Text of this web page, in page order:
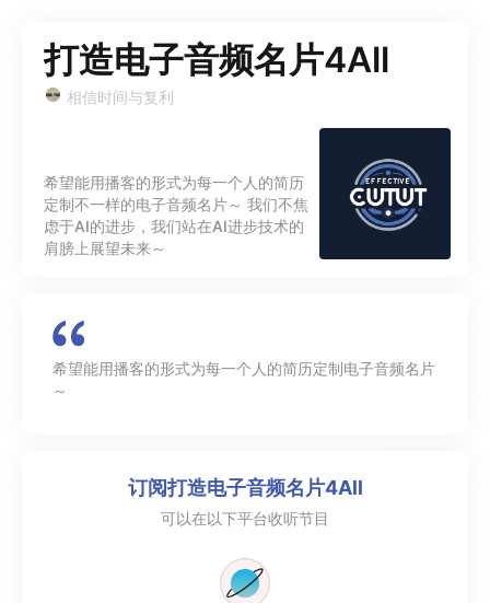
打造电子音频名片4All
相信时间与复利
希望能用播客的形式为每一个人的简历
定制不一样的电子音频名片～ 我们不焦
虑于AI的进步，我们站在AI进步技术的
肩膀上展望未来～
希望能用播客的形式为每一个人的简历定制电子音频名片
～
订阅打造电子音频名片4All
可以在以下平台收听节目